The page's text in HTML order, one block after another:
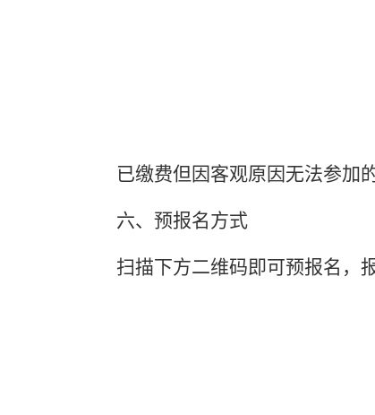
已缴费但因客观原因无法参加
六、 预报名方式
扫描下方二维码即可预报名，